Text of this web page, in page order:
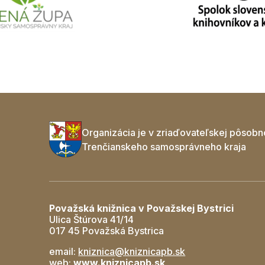
Organizácia je v zriaďovateľskej
Trenčianskeho samosprávneho kraja
Považská knižnica v Považskej Bystrici
Ulica Štúrova 41/14
017 45 Považská Bystrica
email: kniznica@kniznicapb.sk